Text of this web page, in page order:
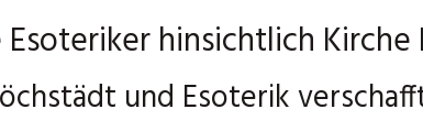
hinsichtlich
und Esoterik